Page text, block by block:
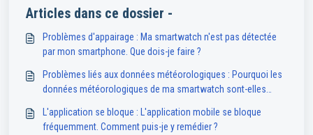
Articles dans ce dossier -
Problèmes d'appairage : Ma smartwatch n'est pas détectée
par mon smartphone. Que dois-je faire ?
Problèmes liés aux données météorologiques : Pourquoi les
données météorologiques de ma smartwatch sont-elles
L'application se bloque : L'application mobile se bloque
fréquemment. Comment puis-je y remédier ?